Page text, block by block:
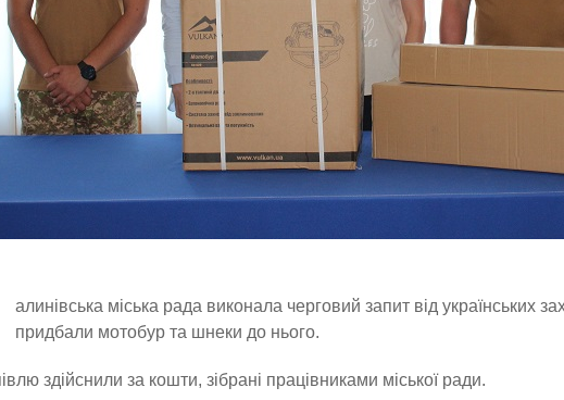
алинівська міська рада виконала черговий запит від українських
придбали мотобур та шнеки до нього.
здійснили за кошти, зібрані працівниками міської ради.